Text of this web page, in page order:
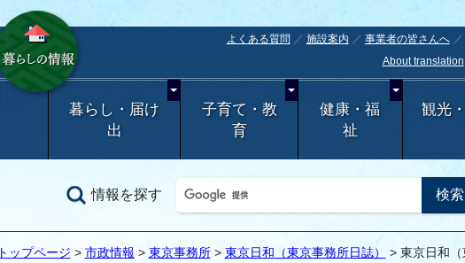
よくある質問 施設案内 事業者の皆さんへ
About translation
暮らし・届け
出
子育て・教
育
健康・福
祉
観光
情報を探す
トップページ > 市政情報 > 東京事務所> 東京日和（東京事務所日誌）
> 東京日和